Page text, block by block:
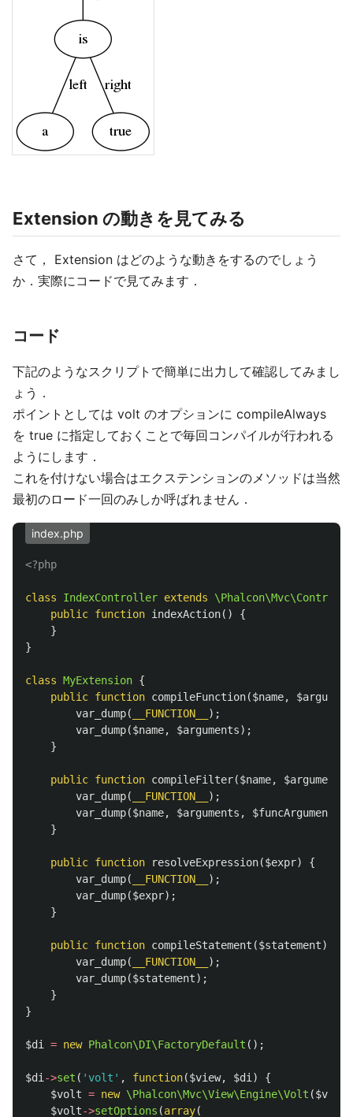
Extension の動きを見てみる
さて， Extension はどのような動きをするのでしょう
か．実際にコードで見てみます．
コード
下記のようなスクリプトで簡単に出力して確認してみまし
ょう．
ポイントとしては volt のオプションに compileAlways
を true に指定しておくことで毎回コンパイルが行われる
ようにします．
これを付けない場合はエクステンションのメソッドは当然
最初のロード一回のみしか呼ばれません．
index.php
<?php
class IndexController extends
public function indexAction()
{
}
}
class MyExtension {
public function compileFunction($name,
var_dump( __FUNCTION__
);
var_dump($name, $arguments);
}
public function compileFilter($name, $arguments
var_dump( __FUNCTION__
);
var_dump($name, $arguments , $funcArguments
}
public function resolveExpression($expr)
{
var_dump( __FUNCTION__
);
var_dump($expr);
}
public function compileStatement ($statement)
var_dump( __FUNCTION__
);
var_dump($statement);
}
}
$di = new Phalcon\DI\FactoryDefault ();
$di ->set ( 'volt' , function($view, $di )
{
$volt = new \Phalcon\Mvc\View\Engine\Volt ($view
$volt->setOptions (array(